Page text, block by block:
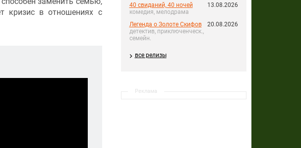
40 свиданий, 40 ночей
комедия, мелодрама
13.08.2026
Легенда о Золоте Скифов
детектив, приключенческ.,
семейн.
20.08.2026
все релизы
Реклама
кризис в отношениях с